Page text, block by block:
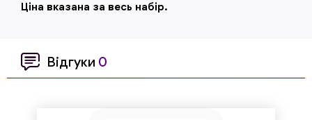
Ціна вказана за весь набір.
Відгуки 0